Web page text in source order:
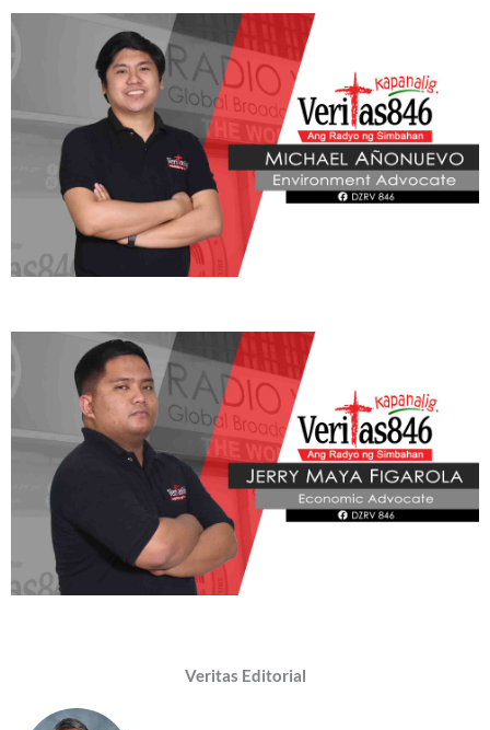
Veritas Editorial